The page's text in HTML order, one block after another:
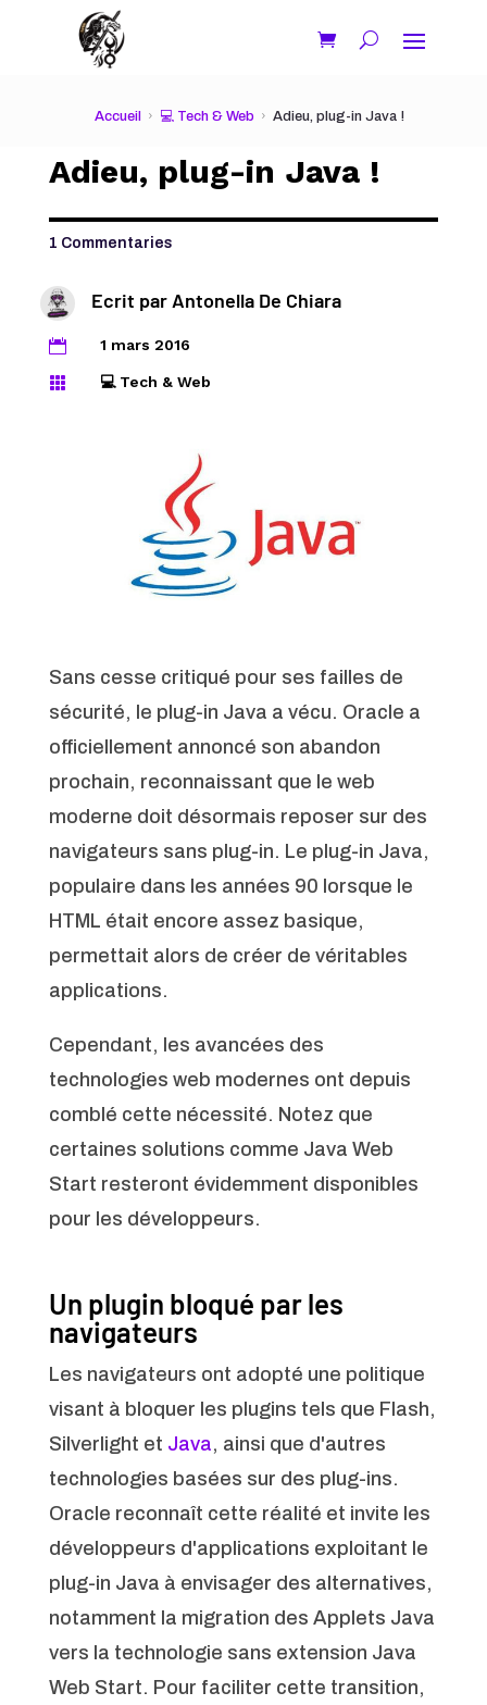
Accueil 💻 Tech & Web Adieu, plug-in Java !
Adieu, plug-in Java !
1 Commentaries
Ecrit par Antonella De Chiara
 1 mars 2016
 💻 Tech & Web
Sans cesse critiqué pour ses failles de
sécurité, le plug-in Java a vécu. Oracle a
officiellement annoncé son abandon
prochain, reconnaissant que le web
moderne doit désormais reposer sur des
navigateurs sans plug-in. Le plug-in Java,
populaire dans les années 90 lorsque le
HTML était encore assez basique,
permettait alors de créer de véritables
applications.
Cependant, les avancées des
technologies web modernes ont depuis
comblé cette nécessité. Notez que
certaines solutions comme Java Web
Start resteront évidemment disponibles
pour les développeurs.
Un plugin bloqué par les
navigateurs
Les navigateurs ont adopté une politique
visant à bloquer les plugins tels que Flash,
Silverlight et Java, ainsi que d'autres
technologies basées sur des plug-ins.
Oracle reconnaît cette réalité et invite les
développeurs d'applications exploitant le
plug-in Java à envisager des alternatives,
notamment la migration des Applets Java
vers la technologie sans extension Java
Web Start. Pour faciliter cette transition,